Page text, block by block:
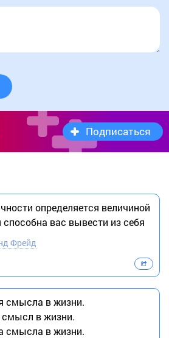
Подписаться
определяется величиной
вас вывести из себя
Фрейд
смысла в жизни.
смысл в жизни.
смысла в жизни.